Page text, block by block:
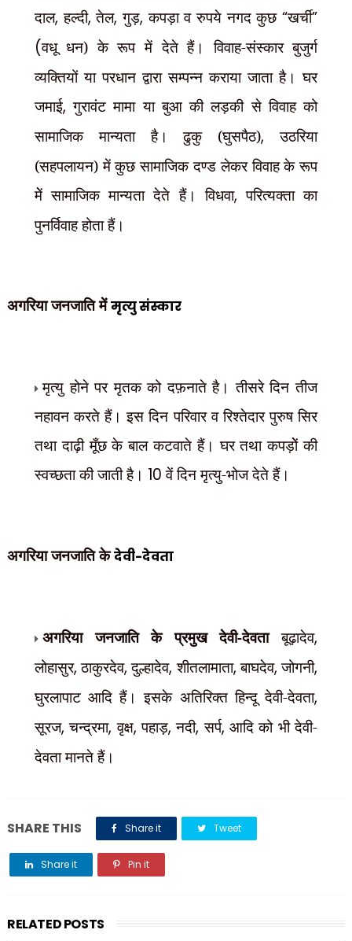
दाल,हल्दी,तेल,गुड़,कपड़ा व रुपये नगद कुछ“खर्ची”
(वधू धन) के रूप में देते हैं। विवाह-संस्कार बुजुर्ग
व्यक्तियों या परधान द्वारा सम्पन्न कराया जाता है। घर
जमाई,गुरावंट मामा या बुआ की लड़की से विवाह को
सामाजिक मान्यता है। ढुकु (घुसपैठ),उठरिया
(सहपलायन) में कुछ सामाजिक दण्ड लेकर विवाह के रूप
मेें सामाजिक मान्यता देते हैं। विधवा,परित्यक्ता का
पुनर्विवाह होता हैं।
अगरिया जनजाति मेंमृत्यु संस्कार
मृत्यु होने पर मृतक को दफ़नाते है। तीसरे दिन तीज
नहावन करते हैं। इस दिन परिवार व रिश्तेदार पुरुष सिर
तथा दाढ़ी मूँछ के बाल कटवाते हैं। घर तथा कपड़ोें की
स्वच्छता की जाती है। 10 वें दिन मृत्यु-भोज देते हैं।
अगरिया जनजाति केदेवी-देवता
अगरिया जनजाति के प्रमुख देवी-देवताबूढ़ादेव,
लोहासुर,ठाकुरदेव,दुल्हादेव,शीतलामाता,बाघदेव,जोगनी,
घुरलापाट आदि हैं। इसके अतिरिक्त हिन्दू देवी-देवता,
सूरज,चन्द्रमा,वृक्ष,पहाड़,नदी,सर्प,आदि को भी देवी-
देवता मानते हैं।
SHARE THIS Share it Tweet
Share it Pin it
RELATED POSTS